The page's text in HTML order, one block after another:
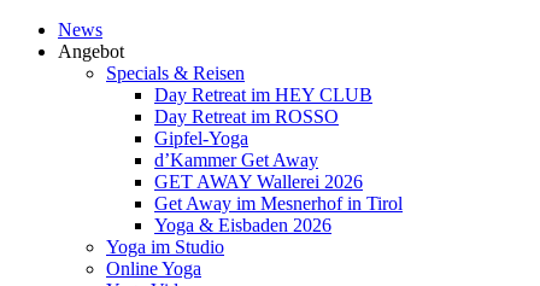
News
Angebot
Specials & Reisen
Day Retreat im HEY CLUB
Day Retreat im ROSSO
Gipfel-Yoga
d’Kammer Get Away
GET AWAY Wallerei 2026
Get Away im Mesnerhof in Tirol
Yoga & Eisbaden 2026
Yoga im Studio
Online Yoga